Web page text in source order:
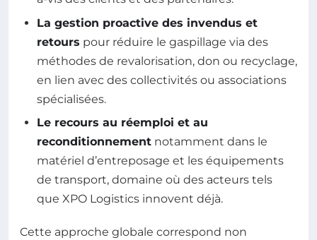
La gestion proactive des invendus et
retours pour réduire le gaspillage via des
méthodes de revalorisation, don ou recyclage,
en lien avec des collectivités ou associations
spécialisées.
Le recours au réemploi et au
reconditionnement notamment dans le
matériel d’entreposage et les équipements
de transport, domaine où des acteurs tels
que XPO Logistics innovent déjà.
Cette approche globale correspond non